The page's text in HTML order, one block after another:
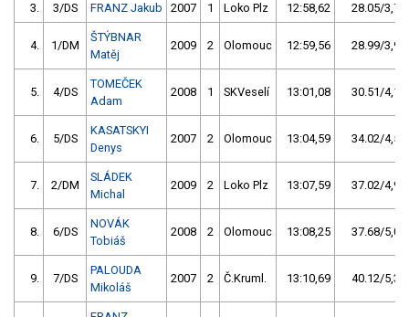
3. 3/DS FRANZ Jakub 2007 1 Loko Plz 12:58,62 28.05/3,7
4. 1/DM
ŠTÝBNAR
Matěj
2009 2 Olomouc 12:59,56 28.99/3,9
5. 4/DS
TOMEČEK
Adam
2008 1 SKVeselí 13:01,08 30.51/4,1
6. 5/DS
KASATSKYI
Denys
2007 2 Olomouc 13:04,59 34.02/4,5
7. 2/DM
SLÁDEK
Michal
2009 2 Loko Plz 13:07,59 37.02/4,9
8. 6/DS
NOVÁK
Tobiáš
2008 2 Olomouc 13:08,25 37.68/5,0
9. 7/DS
PALOUDA
Mikoláš
2007 2 Č.Kruml. 13:10,69 40.12/5,3